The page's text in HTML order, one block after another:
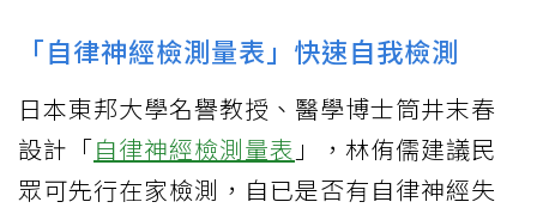
「自律神經檢測量表」快速自我檢測
日本東邦大學名譽教授、醫學博士筒井末春
設計「自律神經檢測量表 」，林侑儒建議民
眾可先行在家檢測，自已是否有自律神經失